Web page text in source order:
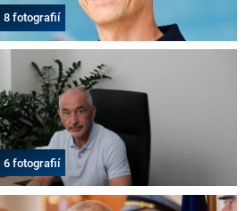
8 fotografií
6 fotografií